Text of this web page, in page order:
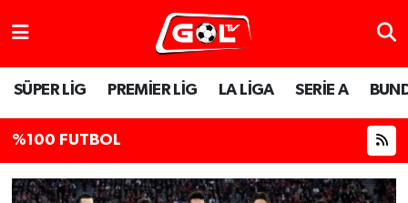
SÜPER LİG PREMİER LİG LA LİGA SERİE A
%100 FUTBOL